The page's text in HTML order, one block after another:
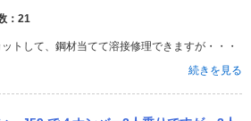
： 21
トして、鋼材当てて溶接修理できますが・・・
続きを見る